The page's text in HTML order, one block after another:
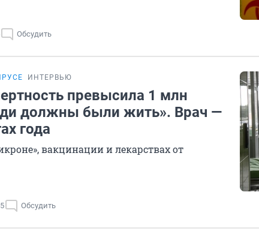
Обсудить
ИНТЕРВЬЮ
превысила 1 млн
должны были жить». Врач —
года
вакцинации и лекарствах от
Обсудить